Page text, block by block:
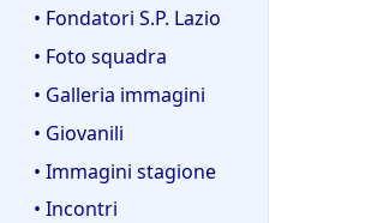
• Fondatori S.P. Lazio
• Foto squadra
• Galleria immagini
• Giovanili
• Immagini stagione
• Incontri